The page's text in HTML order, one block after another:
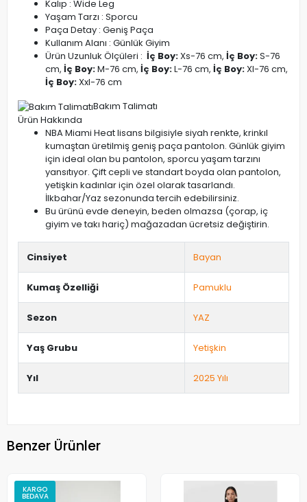
Kalıp : Wide Leg
Yaşam Tarzı : Sporcu
Paça Detay : Geniş Paça
Kullanım Alanı : Günlük Giyim
Ürün Uzunluk Ölçüleri : İç Boy:Xs-76 cm, İç Boy:S-76
cm, İç Boy:M-76 cm, İç Boy:L-76 cm, İç Boy:Xl-76 cm,
İç Boy:Xxl-76 cm
Bakım Talimatı
Ürün Hakkında
NBA Miami Heat lisans bilgisiyle siyah renkte, krinkıl
kumaştan üretilmiş geniş paça pantolon. Günlük giyim
için ideal olan bu pantolon, sporcu yaşam tarzını
yansıtıyor. Çift cepli ve standart boyda olan pantolon,
yetişkin kadınlar için özel olarak tasarlandı.
İlkbahar/Yaz sezonunda tercih edebilirsiniz.
Bu ürünü evde deneyin, beden olmazsa (çorap, iç
giyim ve takı hariç) mağazadan ücretsiz değiştirin.
Cinsiyet Bayan
Kumaş Özelliği Pamuklu
Sezon YAZ
Yaş Grubu Yetişkin
Yıl 2025 Yılı
Benzer Ürünler
KARGO
BEDAVA